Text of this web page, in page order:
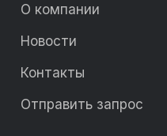
О компании
Новости
Контакты
Отправить запрос